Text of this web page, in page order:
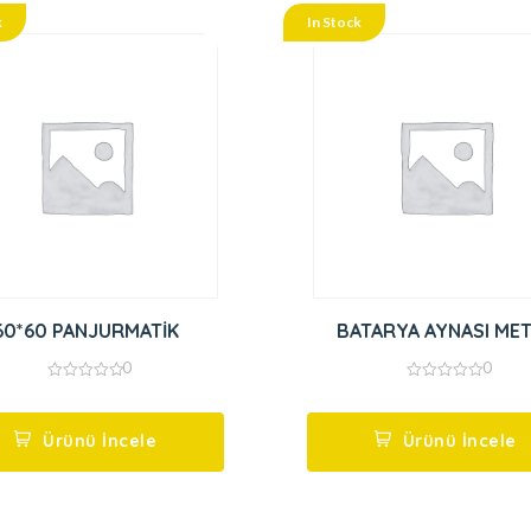
PANJURMATİK
5
0
Ürünü İncele
In Stock
BATARYA AYNASI
5
0
Ürünü İncele